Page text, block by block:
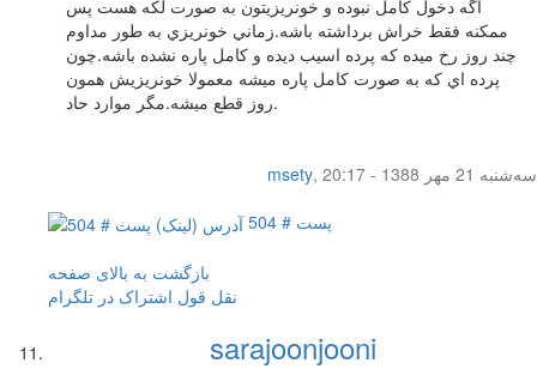
اگه دخول كامل نبوده و خونريزيتون به صورت لكه هست پس
ممكنه فقط خراش برداشته باشه.زماني خونريزي به طور مداوم
چند روز رخ ميده كه پرده اسيب ديده و كامل پاره نشده باشه.چون
پرده اي كه به صورت كامل پاره ميشه معمولا خونريزيش همون
روز قطع ميشه.مگر موارد حاد.
msety,
سه‌شنبه 21 مهر 1388 - 20:17
پست # 504
بازگشت به بالای صفحه
نقل قول اشتراک در تلگرام
sarajoonjooni